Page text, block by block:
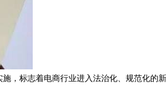
，标志着电商行业进入法治化、规范化的